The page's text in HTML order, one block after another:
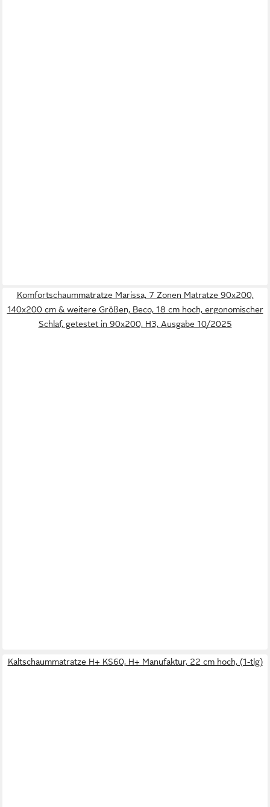
Komfortschaummatratze Marissa, 7 Zonen Matratze 90x200,
140x200 cm & weitere Größen, Beco, 18 cm hoch, ergonomischer
Schlaf, getestet in 90x200, H3, Ausgabe 10/2025
Kaltschaummatratze H+ KS60, H+ Manufaktur, 22 cm hoch, (1-tlg)